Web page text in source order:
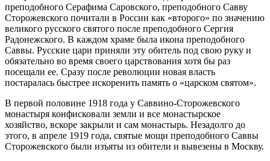
преподобного Серафима Саровского, преподобного Савву
Сторожевского почитали в России как «второго» по значению
великого русского святого после преподобного Сергия
Радонежского. В каждом храме была икона преподобного
Саввы. Русские цари приняли эту обитель под свою руку и
обязательно во время своего царствования хотя бы раз
посещали ее. Сразу после революции новая власть
постаралась быстрее искоренить память о «царском святом».
В первой половине 1918 года у Саввино-Сторожевского
монастыря конфисковали земли и все монастырское
хозяйство, вскоре закрыли и сам монастырь. Незадолго до
этого, в апреле 1919 года, святые мощи преподобного Саввы
Сторожевского были изъяты из обители и вывезены в Москву.